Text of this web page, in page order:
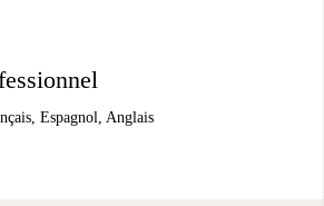
Espagnol, Anglais